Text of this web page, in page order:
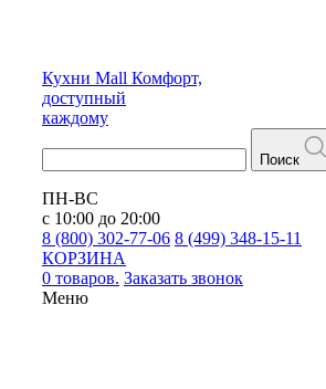
Кухни Mall Комфорт,
доступный
каждому
Поиск
ПН-ВС
с 10:00 до 20:00
8 (800) 302-77-06 8 (499) 348-15-11
КОРЗИНА
0 товаров. Заказать звонок
Меню